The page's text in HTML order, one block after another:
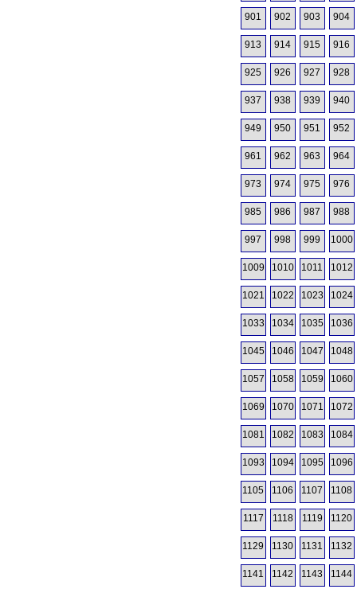
901 902 903 904
913 914 915 916
925 926 927 928
937 938 939 940
949 950 951 952
961 962 963 964
973 974 975 976
985 986 987 988
997 998 999 1000
1009 1010 1011 1012
1021 1022 1023 1024
1033 1034 1035 1036
1045 1046 1047 1048
1057 1058 1059 1060
1069 1070 1071 1072
1081 1082 1083 1084
1093 1094 1095 1096
1105 1106 1107 1108
1117 1118 1119 1120
1129 1130 1131 1132
1141 1142 1143 1144